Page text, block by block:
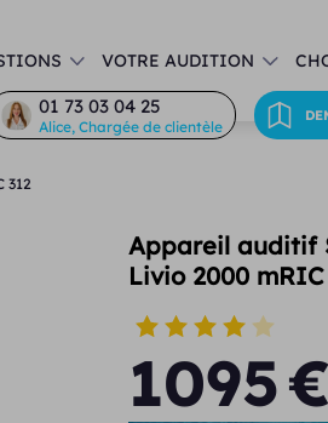
VOTRE AUDITION
01 73 03 04 25
Alice, Chargée de clientèle
312
Appareil auditif
Livio 2000 mRIC
1095€